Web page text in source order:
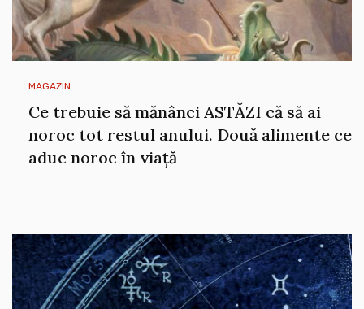
MAGAZIN
Ce trebuie să mănânci ASTĂZI că să ai
noroc tot restul anului. Două alimente ce
aduc noroc în viață